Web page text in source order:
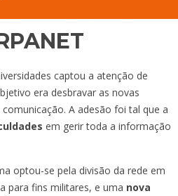
captou a atenção de
era desbravar as novas
A adesão foi tal que a
em gerir toda a informação
optou-se pela divisão da rede em
para fins militares, e uma nova